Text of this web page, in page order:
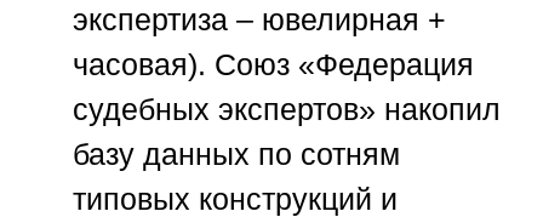
экспертиза – ювелирная +
часовая). Союз «Федерация
судебных экспертов» накопил
базу данных по сотням
типовых конструкций и